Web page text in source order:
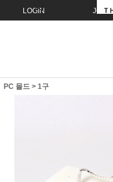
LOGIN JOIN
PC 몰드 > 1구